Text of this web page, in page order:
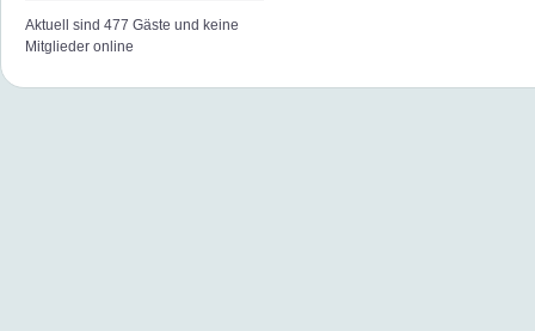
Aktuell sind 477 Gäste und keine
Mitglieder online